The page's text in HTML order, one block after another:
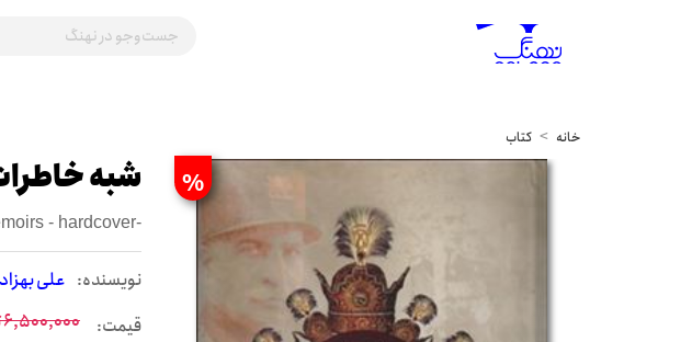
خانه کتاب
% شبه خاطرات (۲
- hardcover-
نويسنده: علی
قیمت: 6,500,000